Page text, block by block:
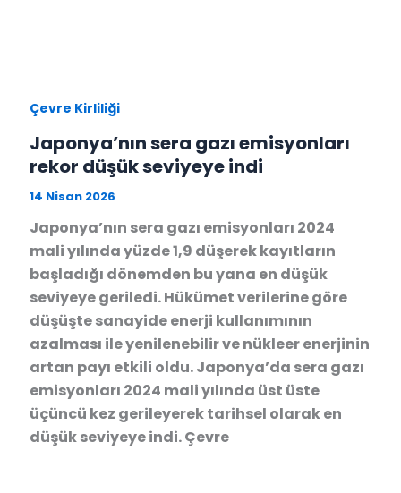
Çevre Kirliliği
Japonya’nın sera gazı emisyonları
rekor düşük seviyeye indi
14 Nisan 2026
Japonya’nın sera gazı emisyonları 2024
mali yılında yüzde 1,9 düşerek kayıtların
başladığı dönemden bu yana en düşük
seviyeye geriledi. Hükümet verilerine göre
düşüşte sanayide enerji kullanımının
azalması ile yenilenebilir ve nükleer enerjinin
artan payı etkili oldu. Japonya’da sera gazı
emisyonları 2024 mali yılında üst üste
üçüncü kez gerileyerek tarihsel olarak en
düşük seviyeye indi. Çevre